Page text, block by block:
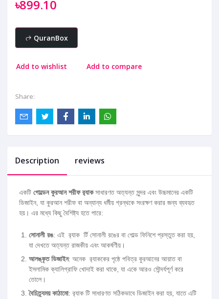
৳899.10
QuranBox
Add to wishlist Add to compare
Share:
Description reviews
একটি গোল্ডেন কুরআন শরীফ র‍্যাকসাধারণত অত্যন্ত সুন্দর এবং উচ্চমানের একটি
ডিজাইন, যা কুরআন শরীফ বা অন্যান্য ধর্মীয় গ্রন্থকে সংরক্ষণ করার জন্য ব্যবহৃত
হয়। এর মধ্যে কিছু বৈশিষ্ট্য হতে পারে:
সোনালী রঙ: এই র‍্যাক র্টি সোনালী রঙের বা গোল্ড ফিনিশে প্রস্তুত করা হয়,
যা দেখতে অত্যন্ত রাজকীয় এবং আকর্ষণীয়।
আলঙ্কৃত ডিজাইন: অনেক র‍্যাককের পৃষ্ঠে পবিত্র কুরআনের আয়াত বা
ইসলামিক ক্যালিগ্রাফি খোদাই করা থাকে, যা একে আরও সৌন্দর্যপূর্ণ করে
তোলে।
বৈচিত্র্যময় কাঠামো: র‍্যাক টি সাধারণত সঠিকভাবে ডিজাইন করা হয়, যাতে এটি